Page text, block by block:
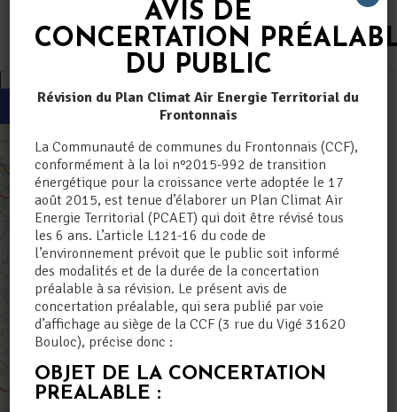
content
Ouvrir la barre d’outils
AVIS DE
CONCERTATION
DU PUBLIC
Révision du Plan Climat Air Energie Territorial du
Frontonnais
La Communauté de communes du Frontonnais (CCF),
conformément à la loi n°2015-992 de transition
énergétique pour la croissance verte adoptée le 17
août 2015, est tenue d’élaborer un Plan Climat Air
Energie Territorial (PCAET) qui doit être révisé tous
les 6 ans. L’article L121-16 du code de
l’environnement prévoit que le public soit informé
des modalités et de la durée de la concertation
préalable à sa révision. Le présent avis de
concertation préalable, qui sera publié par voie
d’affichage au siège de la CCF (3 rue du Vigé 31620
Bouloc), précise donc :
OBJET DE LA CONCERTATION
PREALABLE :